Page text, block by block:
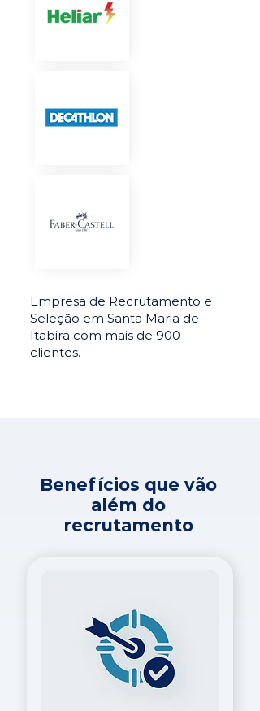
Empresa de Recrutamento e
Seleção em Santa Maria de
Itabira com mais de 900
clientes.
Benefícios que vão
além do
recrutamento